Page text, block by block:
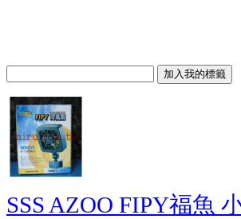
SSS AZOO FIPY福魚